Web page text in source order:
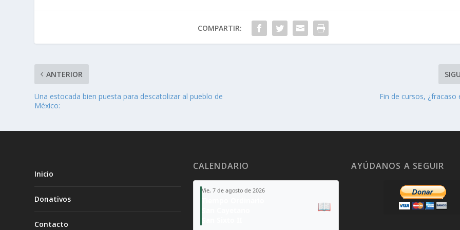
COMPARTIR:
ANTERIOR
Una estocada bien puesta para descatolizar al pueblo de
México:
Fin de cursos, ¿fracaso
Inicio
Donativos
Contacto
CALENDARIO
Vie, 7 de agosto de 2026
📖
AYÚDANOS A SEGUIR